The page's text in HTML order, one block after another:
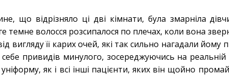
що відрізняло ці дві кімнати, була змарніла
темне волосся розсипалося по плечах, коли вона
вигляду її карих очей, які так сильно нагадали йому
себе привидів минулого, зосереджуючись на
як і всі інші пацієнти, яких він щойно